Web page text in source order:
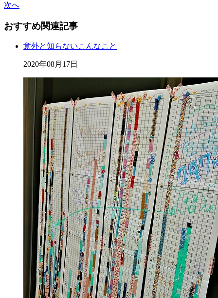
次へ
おすすめ関連記事
意外と知らないこんなこと
2020年08月17日